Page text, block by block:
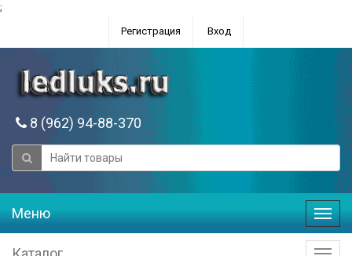
;
Регистрация
Вход
8 (962) 94-88-370
Меню
Меню